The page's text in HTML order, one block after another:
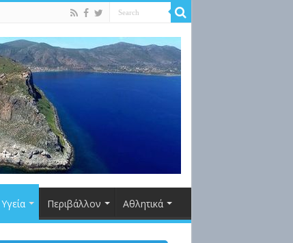
Υγεία Περιβάλλον Αθλητικά